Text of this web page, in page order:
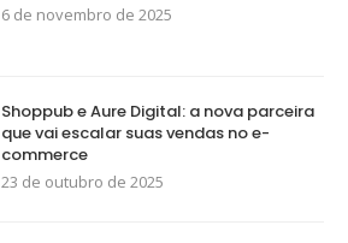
6 de novembro de 2025
Shoppub e Aure Digital: a nova parceira
que vai escalar suas vendas no e-
commerce
23 de outubro de 2025